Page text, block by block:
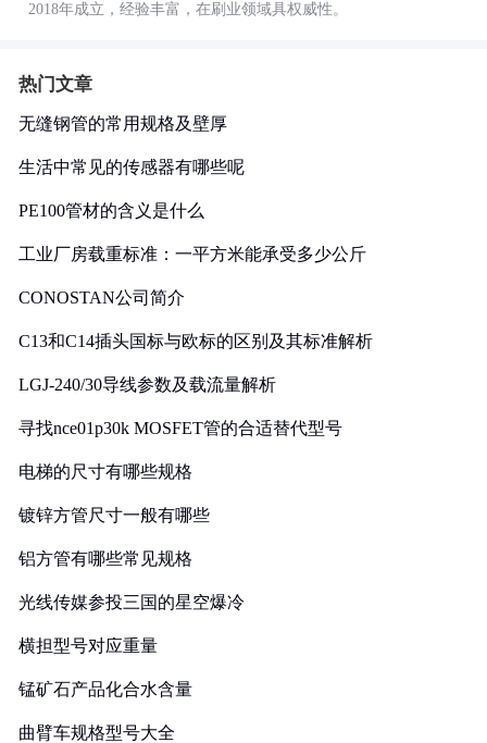
2018年成立，经验丰富，在刷业领域具权威性。
热门文章
无缝钢管的常用规格及壁厚
生活中常见的传感器有哪些呢
PE100管材的含义是什么
工业厂房载重标准：一平方米能承受多少公斤
CONOSTAN公司简介
C13和C14插头国标与欧标的区别及其标准解析
LGJ-240/30导线参数及载流量解析
寻找nce01p30k MOSFET管的合适替代型号
电梯的尺寸有哪些规格
镀锌方管尺寸一般有哪些
铝方管有哪些常见规格
光线传媒参投三国的星空爆冷
横担型号对应重量
锰矿石产品化合水含量
曲臂车规格型号大全